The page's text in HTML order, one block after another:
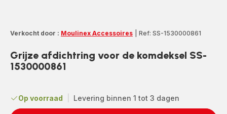
Verkocht door : Moulinex Accessoires Ref: SS-1530000861
Grijze afdichtring voor de komdeksel SS-
1530000861
Op voorraad Levering binnen 1 tot 3 dagen